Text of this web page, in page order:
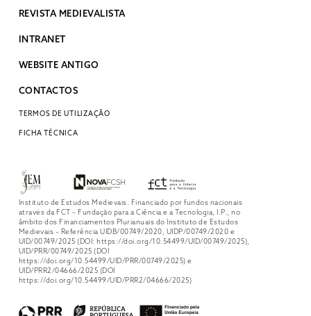
REVISTA MEDIEVALISTA
INTRANET
WEBSITE ANTIGO
CONTACTOS
TERMOS DE UTILIZAÇÃO
FICHA TÉCNICA
Instituto de Estudos Medievais. Financiado por fundos nacionais
através da FCT – Fundação para a Ciência e a Tecnologia, I.P., no
âmbito dos Financiamentos Plurianuais do Instituto de Estudos
Medievais – Referência UIDB/00749/2020, UIDP/00749/2020 e
UID/00749/2025 (DOI: https://doi.org/10.54499/UID/00749/2025),
UID/PRR/00749/2025 (DOI
https://doi.org/10.54499/UID/PRR/00749/2025) e
UID/PRR2/04666/2025 (DOI
https://doi.org/10.54499/UID/PRR2/04666/2025)